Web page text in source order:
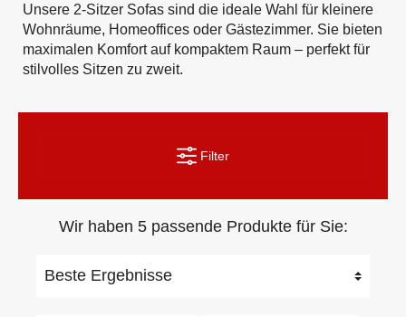
Unsere 2-Sitzer Sofas sind die ideale Wahl für kleinere
Wohnräume, Homeoffices oder Gästezimmer. Sie bieten
maximalen Komfort auf kompaktem Raum – perfekt für
stilvolles Sitzen zu zweit.
Filter
Wir haben 5 passende Produkte für Sie: